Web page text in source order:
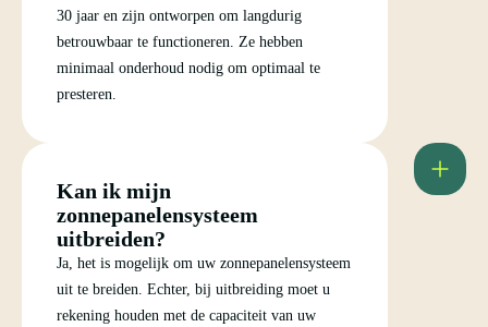
30 jaar en zijn ontworpen om langdurig
betrouwbaar te functioneren. Ze hebben
minimaal onderhoud nodig om optimaal te
presteren.
Kan ik mijn
zonnepanelensysteem
uitbreiden?
Ja, het is mogelijk om uw zonnepanelensysteem
uit te breiden. Echter, bij uitbreiding moet u
rekening houden met de capaciteit van uw